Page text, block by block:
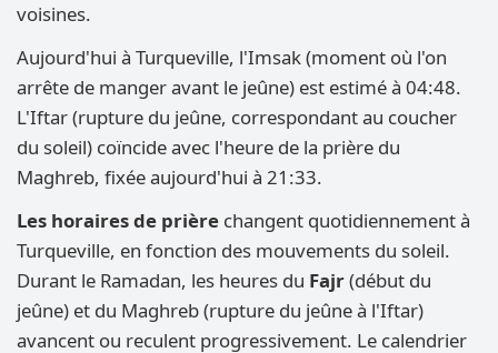
voisines.
Aujourd'hui à Turqueville, l'Imsak (moment où l'on
arrête de manger avant le jeûne) est estimé à 04:48.
L'Iftar (rupture du jeûne, correspondant au coucher
du soleil) coïncide avec l'heure de la prière du
Maghreb, fixée aujourd'hui à 21:33.
Les horaires de prière changent quotidiennement à
Turqueville, en fonction des mouvements du soleil.
Durant le Ramadan, les heures du Fajr(début du
jeûne) et du Maghreb (rupture du jeûne à l'Iftar)
avancent ou reculent progressivement. Le calendrier